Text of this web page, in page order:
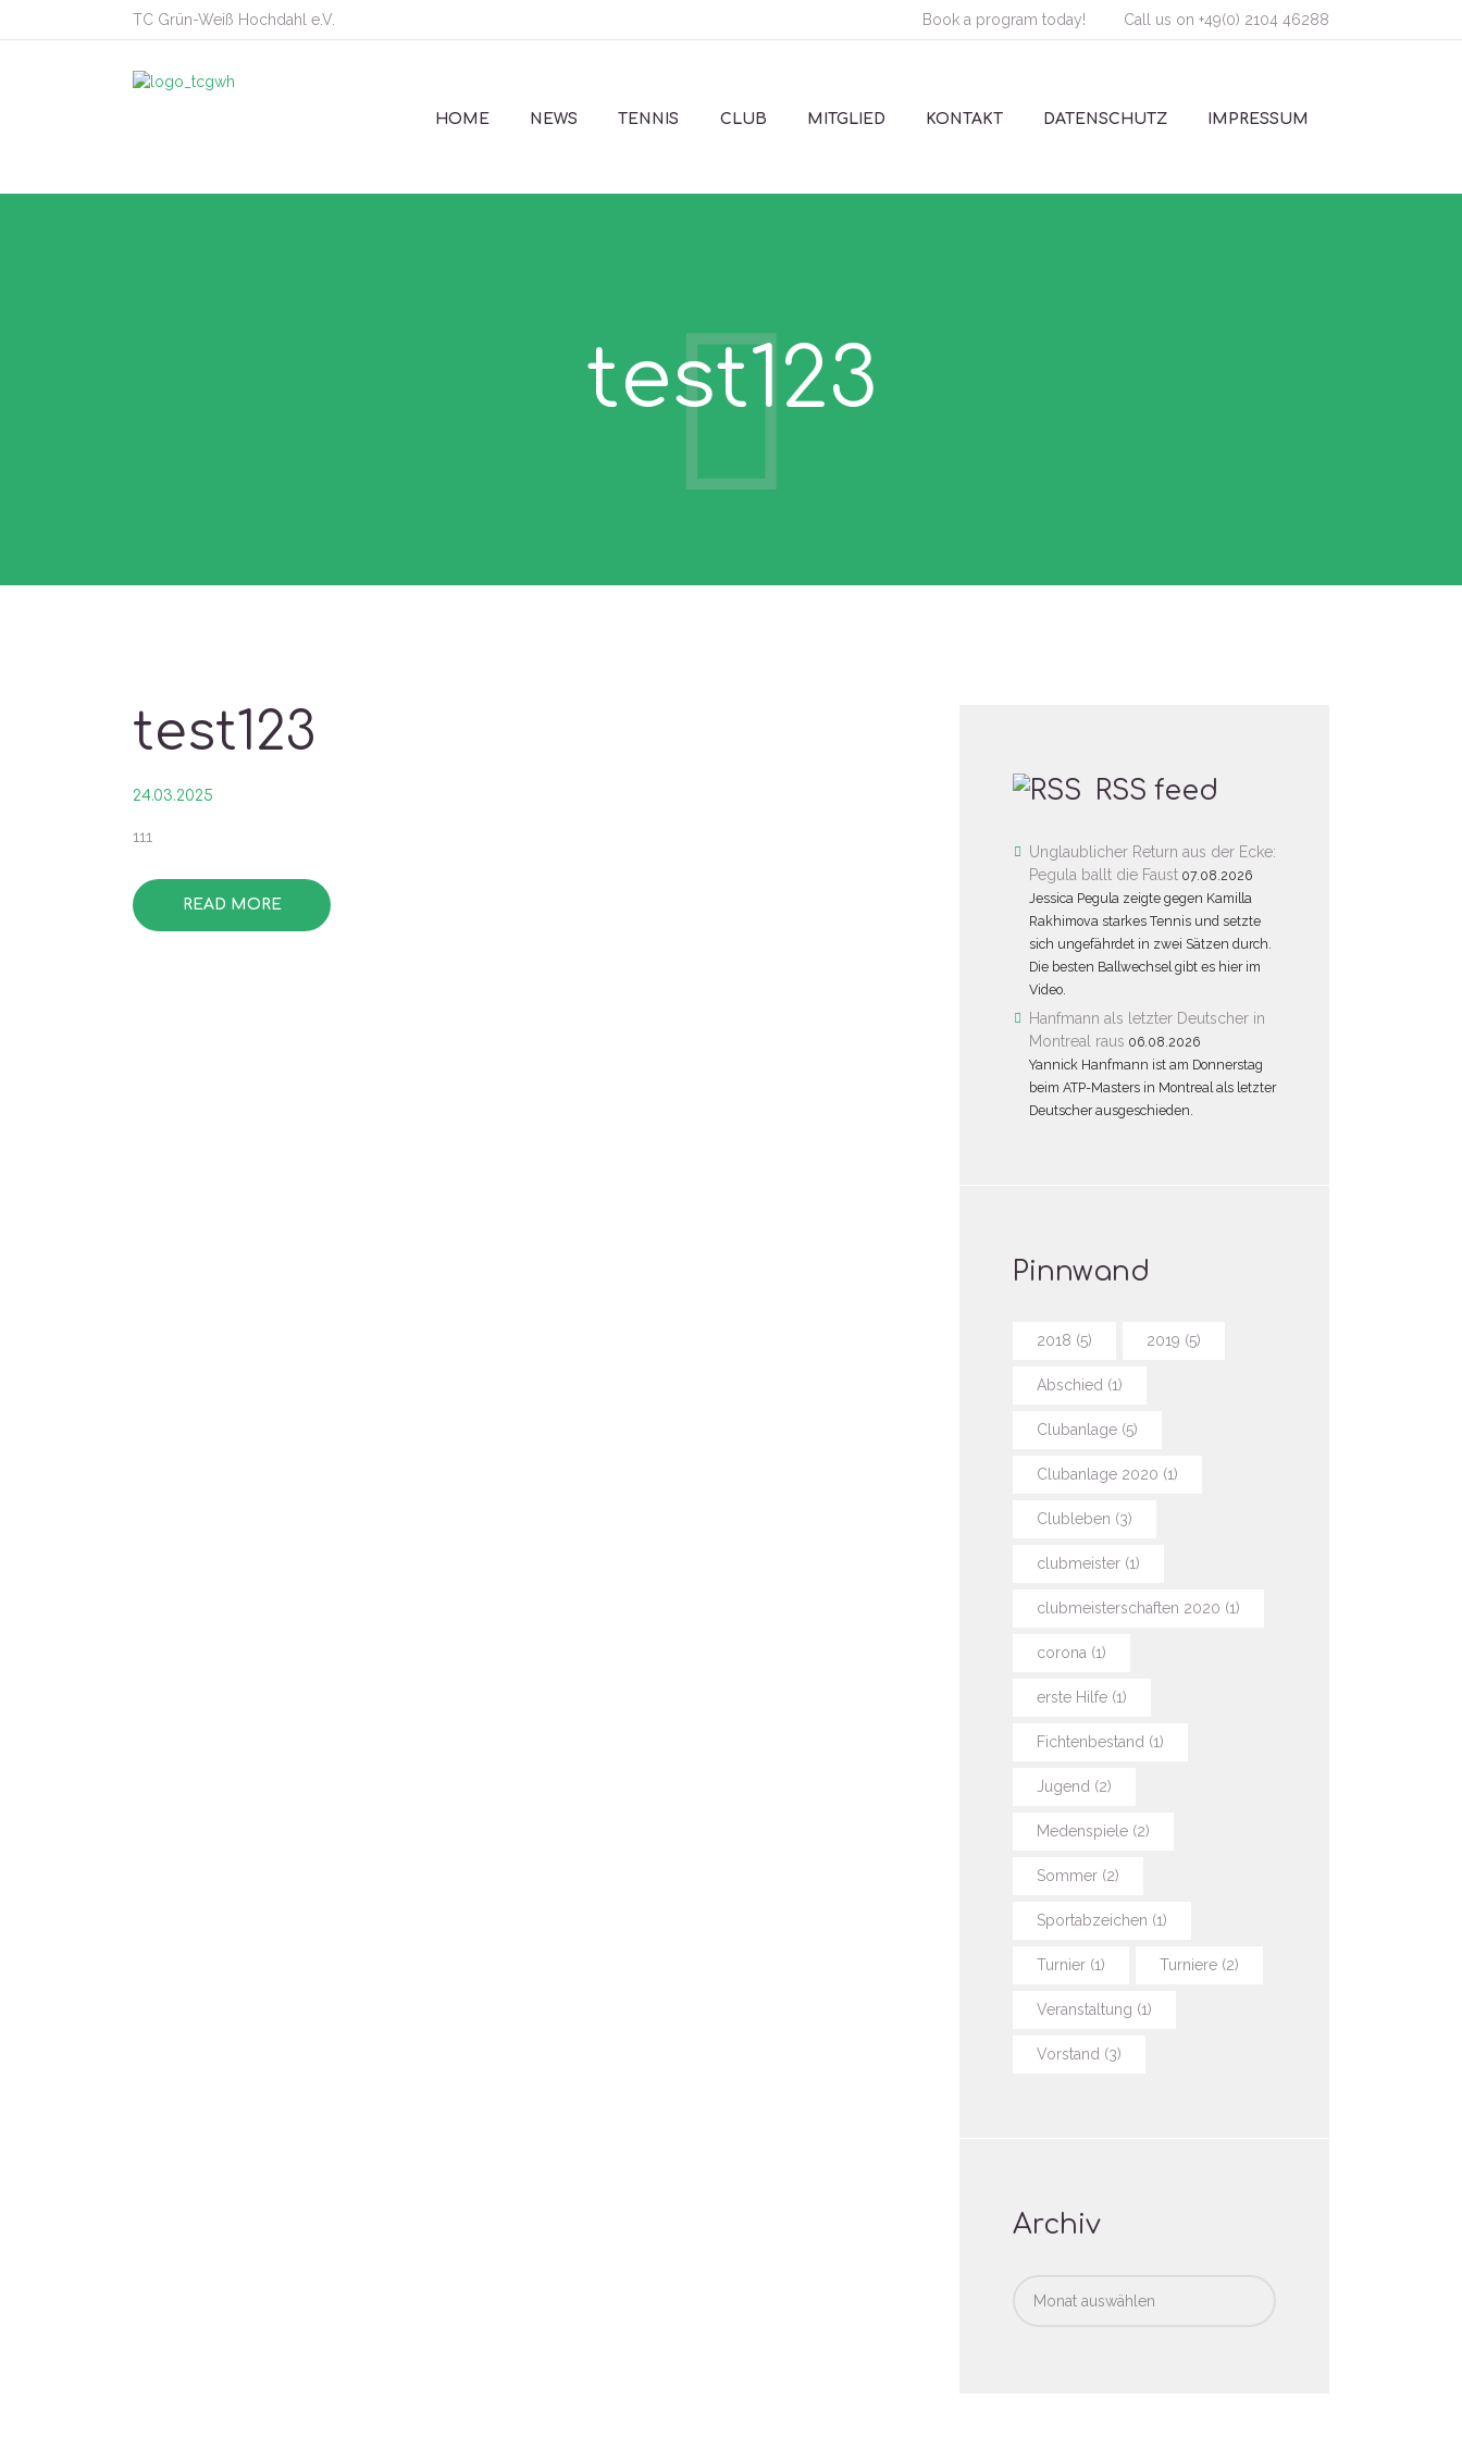
TC Grün-Weiß Hochdahl e.V. Book a program today! Call us on +49(0) 2104 46288
HOME NEWS TENNIS CLUB MITGLIED KONTAKT DATENSCHUTZ IMPRESSUM
test123
test123
24.03.2025
111
READ MORE
RSS feed
Unglaublicher Return aus der Ecke:
Pegula ballt die Faust 07.08.2026
Jessica Pegula zeigte gegen Kamilla
Rakhimova starkes Tennis und setzte
sich ungefährdet in zwei Sätzen durch.
Die besten Ballwechsel gibt es hier im
Video.
Hanfmann als letzter Deutscher in
Montreal raus 06.08.2026
Yannick Hanfmann ist am Donnerstag
beim ATP-Masters in Montreal als letzter
Deutscher ausgeschieden.
Pinnwand
2018 (5) 2019 (5)
Abschied (1)
Clubanlage (5)
Clubanlage 2020 (1)
Clubleben (3)
clubmeister (1)
clubmeisterschaften 2020 (1)
corona (1)
erste Hilfe (1)
Fichtenbestand (1)
Jugend (2)
Medenspiele (2)
Sommer (2)
Sportabzeichen (1)
Turnier (1) Turniere (2)
Veranstaltung (1)
Vorstand (3)
Archiv